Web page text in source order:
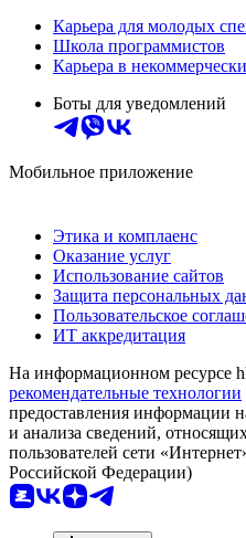
Карьера для молодых
Школа программистов
Карьера в
Боты для уведомлений
Мобильное приложение
Этика и комплаенс
Оказание услуг
Использование сайтов
Защита персональных
Пользовательское
ИТ аккредитация
На информационном ресурсе
рекомендательные технологии
предоставления информации
и анализа сведений,
пользователей сети
Российской Федерации)